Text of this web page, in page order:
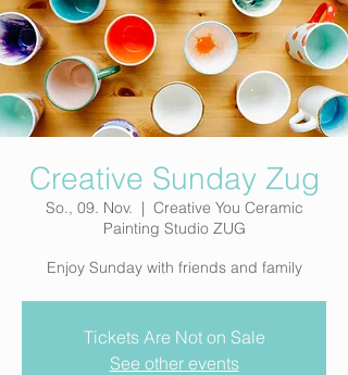
Creative Sunday Zug
So., 09. Nov.
  |
Creative You Ceramic
Painting Studio ZUG
Enjoy Sunday with friends and family
Tickets Are Not on Sale
See other events